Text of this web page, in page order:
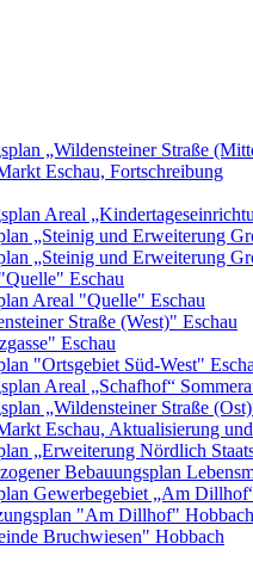
„Wildensteiner Straße
Eschau, Fortschreibung
Areal
„Steinig und Erweiterung
„Steinig und Erweiterung
Eschau
Areal "Quelle" Eschau
Straße (West)" Eschau
Eschau
"Ortsgebiet Süd-West"
Areal „Schafhof“
„Wildensteiner Straße
Eschau, Aktualisierung
„Erweiterung Nördlich
Bebauungsplan
Gewerbegebiet „Am
"Am Dillhof" Hobbach
Bruchwiesen" Hobbach